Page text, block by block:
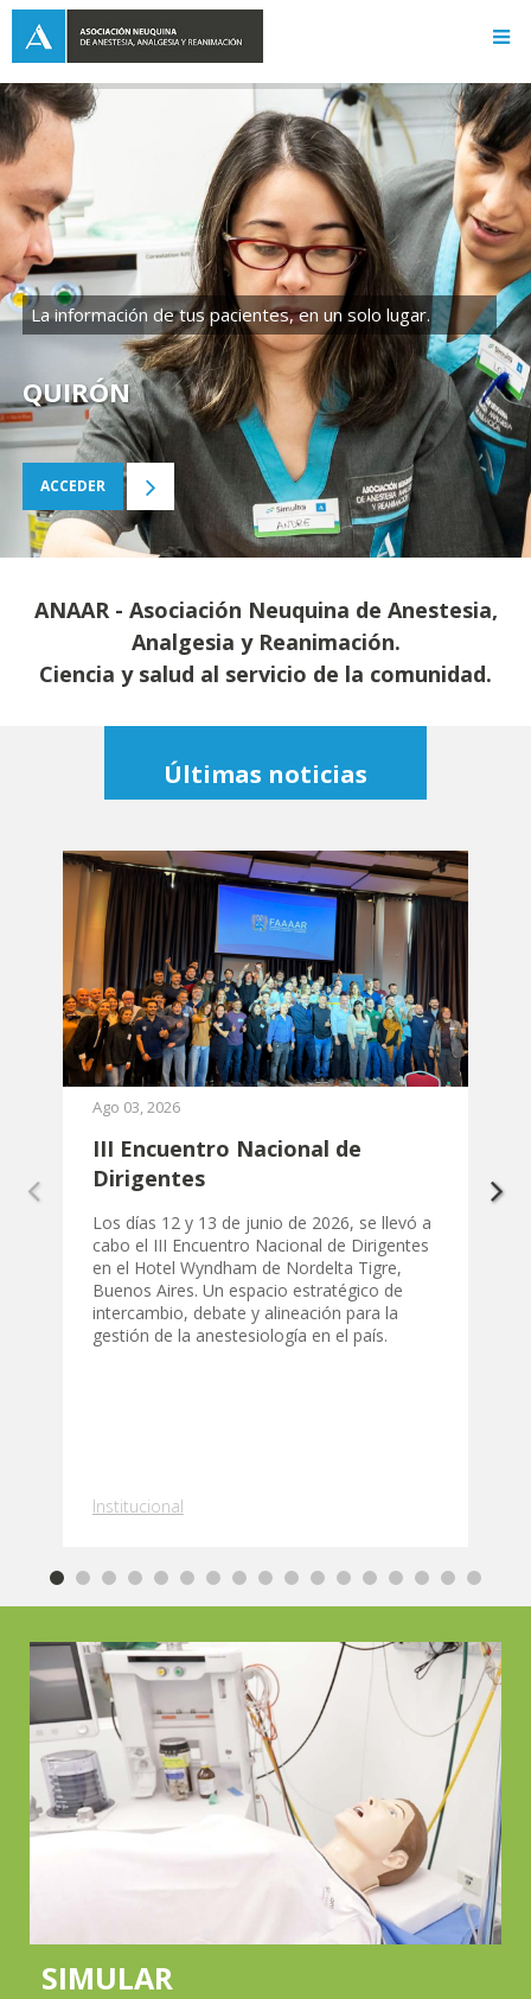
QUIRÓN
La información de tus pacientes, en un solo lugar.
ACCEDER
ANAAR - Asociación Neuquina de Anestesia,
Analgesia y Reanimación.
Ciencia y salud al servicio de la comunidad.
Últimas noticias
Ago 03, 2026
III Encuentro Nacional de
Dirigentes
Los días 12 y 13 de junio de 2026, se llevó a
cabo el III Encuentro Nacional de Dirigentes
en el Hotel Wyndham de Nordelta Tigre,
Buenos Aires. Un espacio estratégico de
intercambio, debate y alineación para la
gestión de la anestesiología en el país.
Institucional
SIMULAR